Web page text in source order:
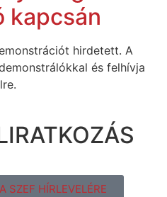
kapcsán
hirdetett. A
és felhívja
SZEF HÍRLEVELÉRE